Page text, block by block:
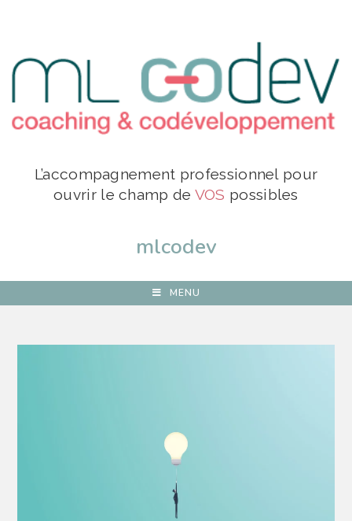
L’accompagnement professionnel pour
ouvrir le champ de VOS possibles
mlcodev
MENU